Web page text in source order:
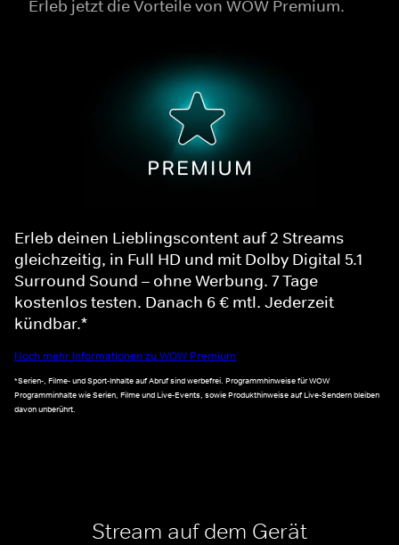
Erleb jetzt die Vorteile von WOW Premium.
Erleb deinen Lieblingscontent auf 2 Streams
gleichzeitig, in Full HD und mit Dolby Digital 5.1
Surround Sound – ohne Werbung. 7 Tage
kostenlos testen. Danach 6 € mtl. Jederzeit
kündbar.*
Noch mehr Informationen zu WOW Premium
*Serien-, Filme- und Sport-Inhalte auf Abruf sind werbefrei. Programmhinweise für WOW
Programminhalte wie Serien, Filme und Live-Events, sowie Produkthinweise auf Live-Sendern bleiben
davon unberührt.
Stream auf dem Gerät